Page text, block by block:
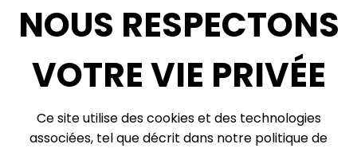
Infolettre
© 2026, Centre des sciences de l’Ontario, un organisme du gouvernement de
l’Ontario. Tous droits réservés.
Plan du site
NOUS RESPECTONS
VOTRE VIE PRIVÉE
Ce site utilise des cookies et des technologies
associées, tel que décrit dans notre politique de